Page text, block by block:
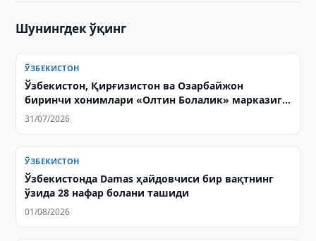
Шунингдек ўқинг
ЎЗБЕКИСТОН
Ўзбекистон, Қирғизистон ва Озарбайжон
биринчи хонимлари «Олтин Болалик» марказига
ташриф буюрди
31/07/2026
ЎЗБЕКИСТОН
Ўзбекистонда Damas ҳайдовчиси бир вақтнинг
ўзида 28 нафар болани ташиди
01/08/2026